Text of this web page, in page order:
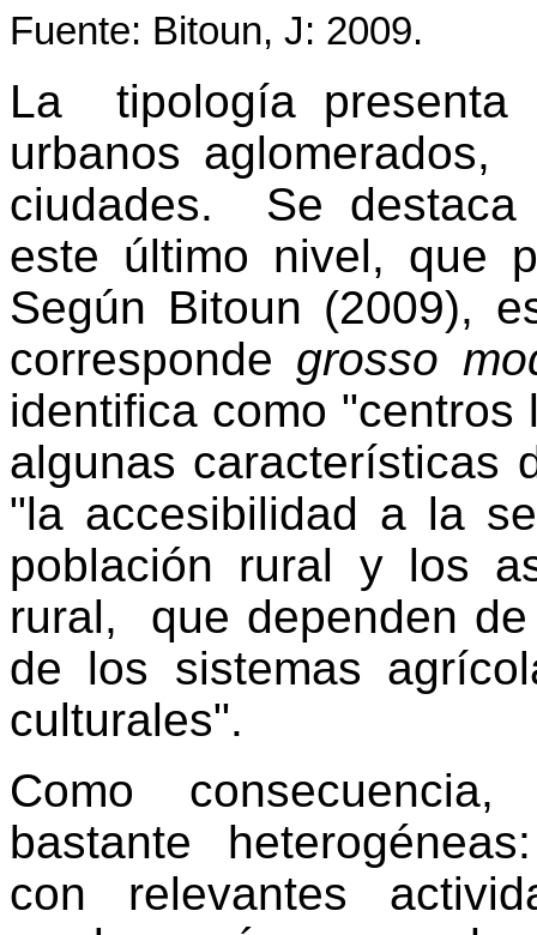
Fuente: Bitoun, J: 2009.
La
tipología
urbanos aglomerados,
ciudades.
Se
este último nivel, que
Según Bitoun (2009),
corresponde grosso
identifica como "centros
algunas características
"la accesibilidad a la
población rural y los
rural,
que dependen
de los sistemas
culturales".
Como
bastante
con relevantes